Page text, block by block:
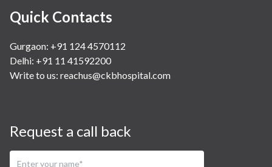
Quick Contacts
Gurgaon: +91 124 4570112
Delhi: +91 11 41592200
Write to us: reachus@ckbhospital.com
Request a call back